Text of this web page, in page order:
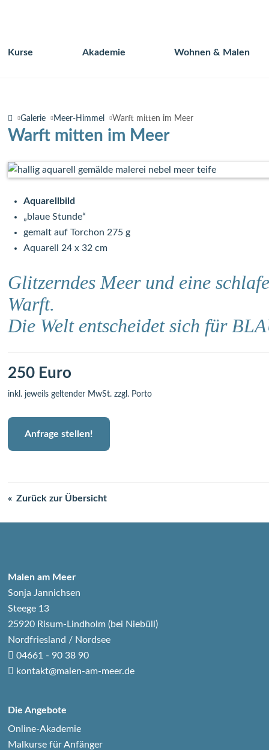
Navigation
Kurse Akademie Wohnen & Malen
Galerie Meer-Himmel Warft mitten im Meer
Warft mitten im Meer
Aquarellbild
„blaue Stunde“
gemalt auf Torchon 275 g
Aquarell 24 x 32 cm
Glitzerndes Meer und eine
Warft.
Die Welt entscheidet sich für
250 Euro
inkl. jeweils geltender MwSt. zzgl. Porto
Anfrage stellen!
Zurück zur Übersicht
Malen am Meer
Sonja Jannichsen
Steege 13
25920 Risum-Lindholm (bei Niebüll)
Nordfriesland / Nordsee
04661 - 90 38 90
kontakt@malen-am-meer.de
Die Angebote
Online-Akademie
Malkurse für Anfänger